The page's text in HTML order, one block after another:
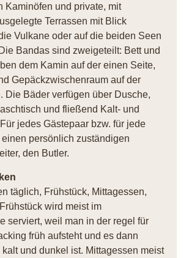
Kaminöfen und private, mit
Terrassen mit Blick
Vulkane oder auf die beiden Seen
Bandas sind zweigeteilt: Bett und
dem Kamin auf der einen Seite,
Gepäckzwischenraum auf der
Die Bäder verfügen über Dusche,
und fließend Kalt- und
jedes Gästepaar bzw. für jede
persönlich zuständigen
den Butler.
täglich, Frühstück, Mittagessen,
wird meist im
serviert, weil man in der regel für
früh aufsteht und es dann
und dunkel ist. Mittagessen meist